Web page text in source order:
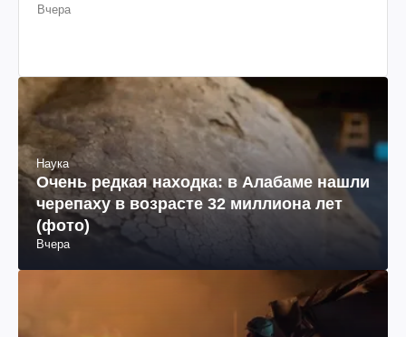
Вчера
Наука
Очень редкая находка: в Алабаме нашли
черепаху в возрасте 32 миллиона лет
(фото)
Вчера